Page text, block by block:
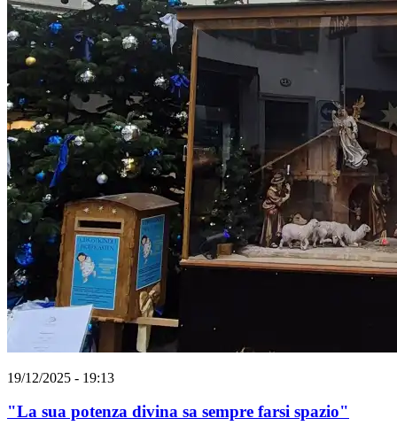
19/12/2025 - 19:13
"La sua potenza divina sa sempre farsi spazio"